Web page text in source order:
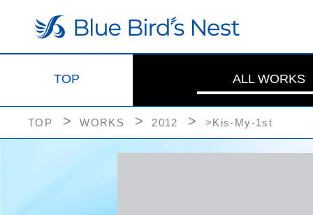
TOP ALL WORKS
TOP WORKS 2012 >Kis-My-1st